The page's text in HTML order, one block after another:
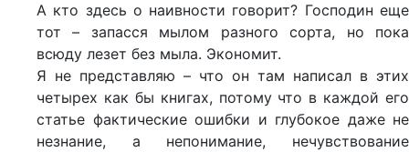
А кто здесь о наивности говорит? Господин еще
тот – запасся мылом разного сорта, но пока
всюду лезет без мыла. Экономит.
Я не представляю – что он там написал в этих
четырех как бы книгах, потому что в каждой его
статье фактические ошибки и глубокое даже не
незнание, а непонимание, нечувствование